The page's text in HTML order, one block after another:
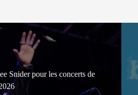
Snider pour les concerts de